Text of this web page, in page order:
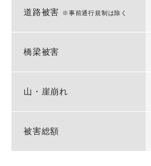
道路被害 ※事前通行規制は除く
橋梁被害
山・崖崩れ
被害総額